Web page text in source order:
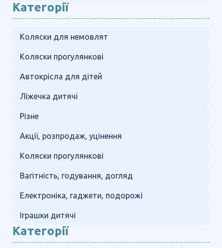
Категорії
Коляски для немовлят
Коляски прогулянкові
Автокрісла для дітей
Ліжечка дитячі
Різне
Акції, розпродаж, уцінення
Коляски прогулянкові
Вагітність, годування, догляд
Електроніка, гаджети, подорожі
Іграшки дитячі
Категорії